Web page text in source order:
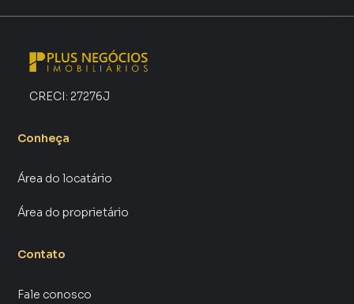
CRECI: 27276J
Conheça
Área do locatário
Área do proprietário
Contato
Fale conosco